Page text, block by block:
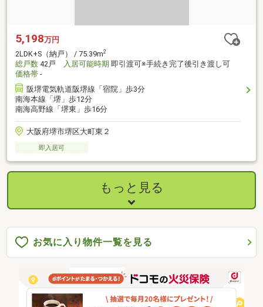
5,198万円
2LDK+S（納戸） / 75.39m2
総戸数 42戸 入居可能時期 即引渡可※手続き完了後引き渡し可
価格帯 -
阪堺電気軌道阪堺線「宿院」歩3分
南海本線「堺」歩12分
南海高野線「堺東」歩16分
大阪府堺市堺区大町東２
即入居可
もっと見る
お気に入り物件一覧を見る